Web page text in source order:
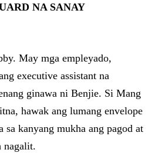
NA SANAY
May mga empleyado,
executive assistant na
ginawa ni Benjie. Si Mang
hawak ang lumang envelope
sa kanyang mukha ang pagod at
nagalit.